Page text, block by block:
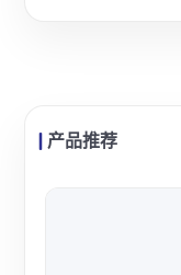
产品推荐